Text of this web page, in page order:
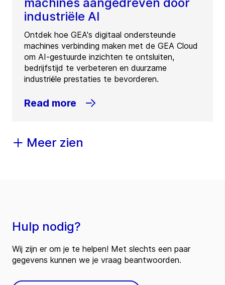
industriële AI
Ontdek hoe GEA's digitaal ondersteunde
machines verbinding maken met de GEA Cloud
om AI-gestuurde inzichten te ontsluiten,
bedrijfstijd te verbeteren en duurzame
industriële prestaties te bevorderen.
Read more
Meer zien
Hulp nodig?
Wij zijn er om je te helpen! Met slechts een paar
gegevens kunnen we je vraag beantwoorden.